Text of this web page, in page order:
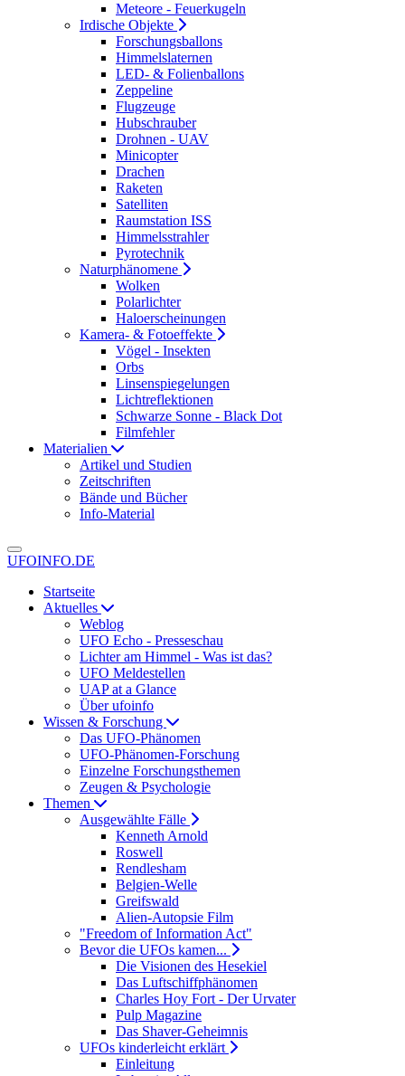
Meteore - Feuerkugeln
Irdische Objekte
Forschungsballons
Himmelslaternen
LED- & Folienballons
Zeppeline
Flugzeuge
Hubschrauber
Drohnen - UAV
Minicopter
Drachen
Raketen
Satelliten
Raumstation ISS
Himmelsstrahler
Pyrotechnik
Naturphänomene
Wolken
Polarlichter
Haloerscheinungen
Kamera- & Fotoeffekte
Vögel - Insekten
Orbs
Linsenspiegelungen
Lichtreflektionen
Schwarze Sonne - Black Dot
Filmfehler
Materialien
Artikel und Studien
Zeitschriften
Bände und Bücher
Info-Material
UFOINFO.DE
Startseite
Aktuelles
Weblog
UFO Echo - Presseschau
Lichter am Himmel - Was ist das?
UFO Meldestellen
UAP at a Glance
Über ufoinfo
Wissen & Forschung
Das UFO-Phänomen
UFO-Phänomen-Forschung
Einzelne Forschungsthemen
Zeugen & Psychologie
Themen
Ausgewählte Fälle
Kenneth Arnold
Roswell
Rendlesham
Belgien-Welle
Greifswald
Alien-Autopsie Film
"Freedom of Information Act"
Bevor die UFOs kamen...
Die Visionen des Hesekiel
Das Luftschiffphänomen
Charles Hoy Fort - Der Urvater
Pulp Magazine
Das Shaver-Geheimnis
UFOs kinderleicht erklärt
Einleitung